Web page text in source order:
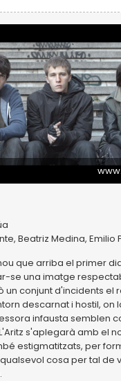
Beatriz Medina, Emilio
que arriba el primer
se una imatge
un conjunt d'incidents el
descarnat i hostil, on
infausta semblen
s'aplegarà amb el
estigmatitzats, per
cosa per tal de